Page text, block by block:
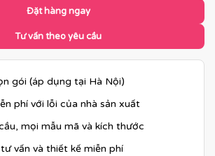
Đặt hàng ngay
Tư vấn theo yêu cầu
gói (áp dụng tại Hà Nội)
phí với lỗi của nhà sản xuất
mọi mẫu mã và kích thước
vấn và thiết kế miễn phí